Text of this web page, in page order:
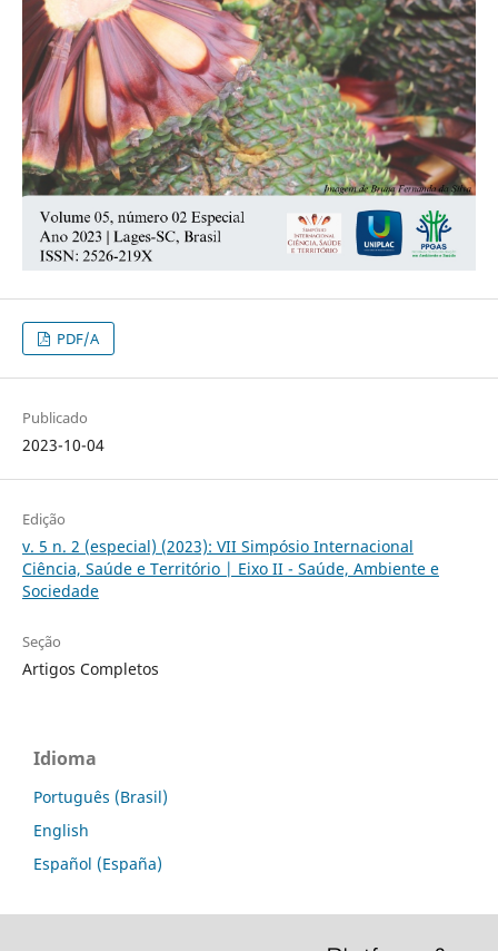
PDF/A
Publicado
2023-10-04
Edição
v. 5 n. 2 (especial) (2023): VII Simpósio Internacional
Ciência, Saúde e Território | Eixo II - Saúde, Ambiente e
Sociedade
Seção
Artigos Completos
Idioma
Português (Brasil)
English
Español (España)